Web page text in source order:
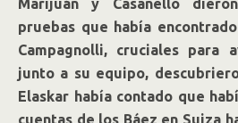
Marijuán y Casanello
pruebas que había
Campagnolli, cruciales para
junto a su equipo,
Elaskar había contado que
cuentas de los Báez en Suiza